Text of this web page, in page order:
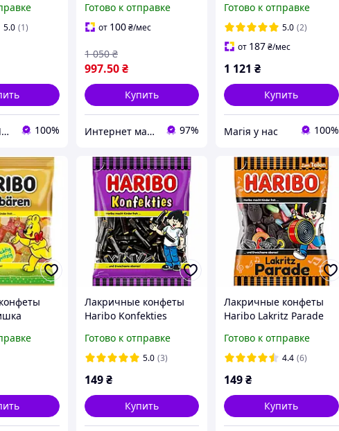
5.0 (1)
"Смак 24" Интернет-магазин 100%
упаковка 1кг
Готово к отправке
от 100₴/мес
997.50₴
1 050 ₴
Купить
Интернет магазин Кава Брейк 97%
Готово к отправке
5.0 (2)
от 187₴/мес
1 121 ₴
Купить
Магія у нас 100%
Лакричные конфеты
Haribo Konfekties
Готово к отправке
5.0 (3)
149₴
Купить
Лакричные конфеты
Haribo Lakritz Parade
Готово к отправке
4.4 (6)
149₴
Купить